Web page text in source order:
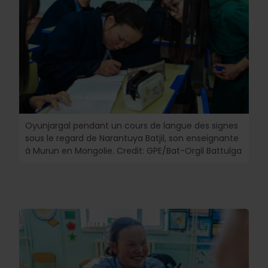
Oyunjargal pendant un cours de langue des signes
sous le regard de Narantuya Batjil, son enseignante
à Murun en Mongolie. Credit: GPE/Bat-Orgil Battulga